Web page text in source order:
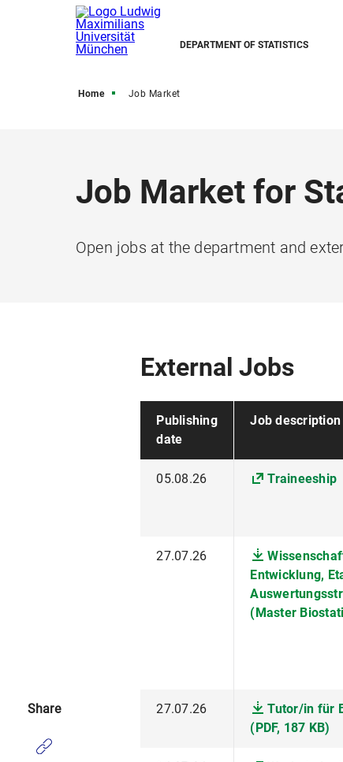
DEPARTMENT OF STATISTICS
Home Job Market
Job Market for
Open jobs at the department and
External Jobs
Publishing
date
Job description
05.08.26 Traineeship
27.07.26
Entwicklung,
(Master
27.07.26
Tutor/in für
(PDF, 187 KB)
Share